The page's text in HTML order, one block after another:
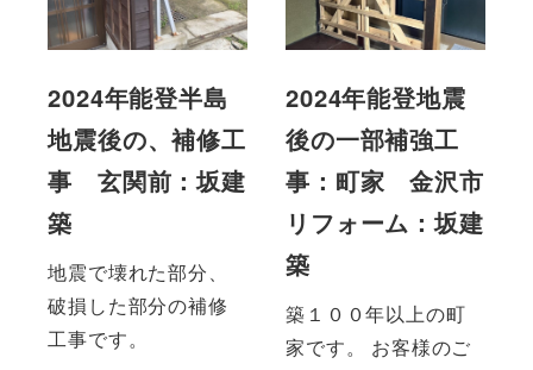
2024年能登半島
地震後の、補修工
事 玄関前：坂建
築
地震で壊れた部分、
破損した部分の補修
工事です。
2024年能登地震
後の一部補強工
事：町家 金沢市
リフォーム：坂建
築
築１００年以上の町
家です。 お客様のご